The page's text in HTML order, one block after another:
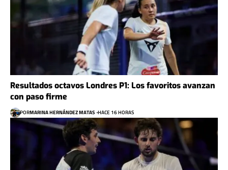
Resultados octavos Londres P1: Los favoritos avanzan
con paso firme
PORMARINA HERNÁNDEZ MATAS HACE 16 HORAS